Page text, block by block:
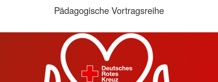
Pädagogische Vortragsreihe